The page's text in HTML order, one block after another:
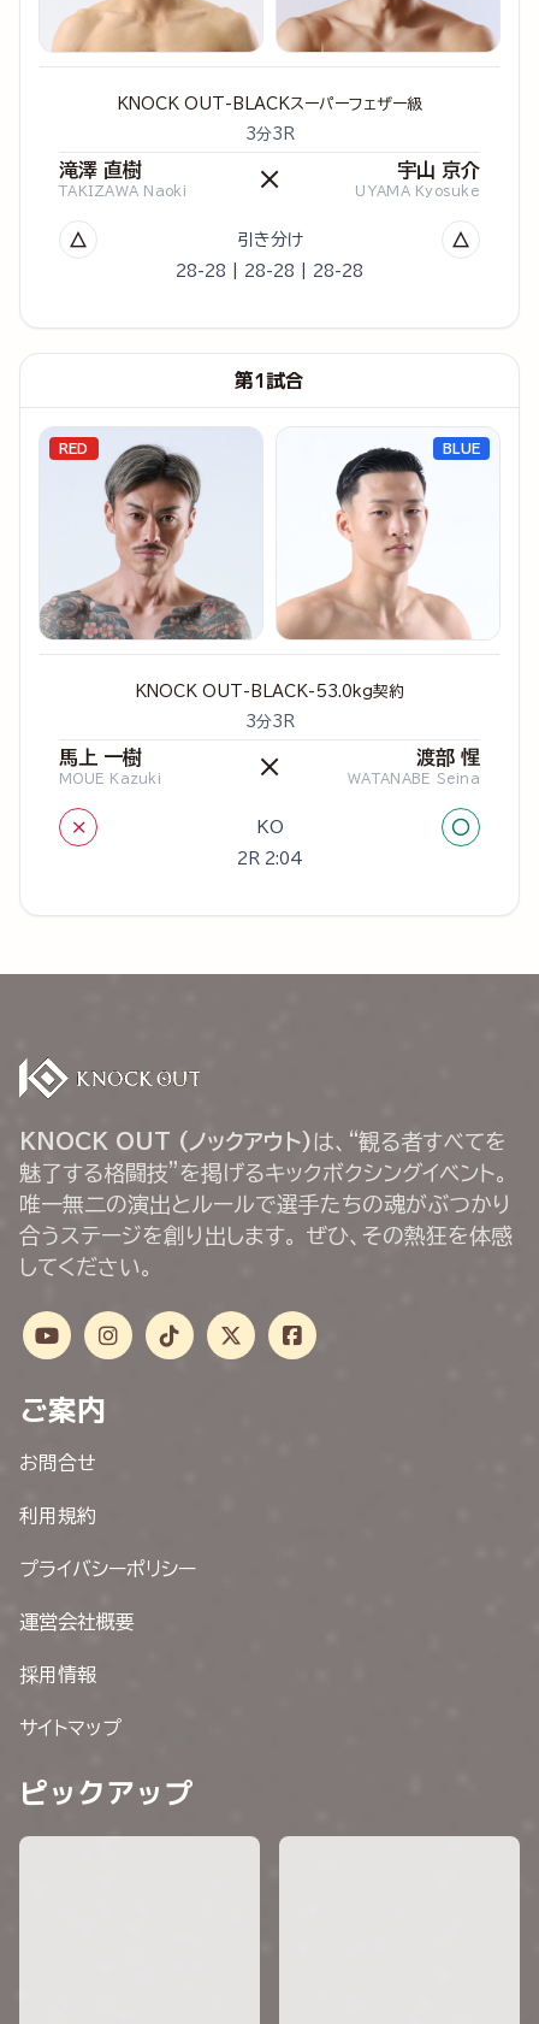
KNOCK OUT-BLACKスーパーフェザー級
3分3R
滝澤 直樹
TAKIZAWA Naoki × 宇山 京介
UYAMA Kyosuke
△ 引き分け △
28-28 | 28-28 | 28-28
第1試合
RED
KNOCK OUT-BLACK-53.0kg契約
3分3R
馬上 一樹
MOUE Kazuki × 渡部 惺
WATANABE Seina
× KO ○
2R 2:04
BLUE
KNOCK OUT (ノックアウト) は、“観る者すべてを
魅了する格闘技”を掲げるキックボクシングイベント。
唯一無二の演出とルールで選手たちの魂がぶつかり
合うステージを創り出します。 ぜひ、その熱狂を体感
してください。
ご案内
お問合せ
利用規約
プライバシーポリシー
運営会社概要
採用情報
サイトマップ
ピックアップ